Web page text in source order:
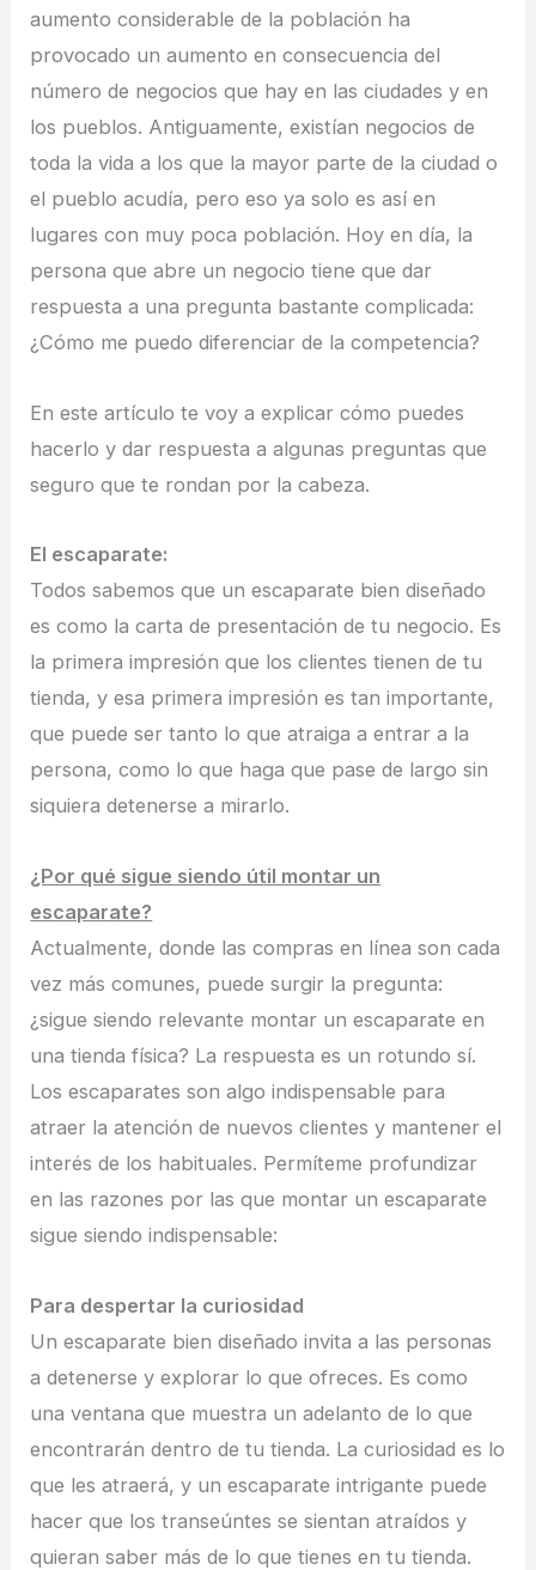
aumento considerable de la población ha
provocado un aumento en consecuencia del
número de negocios que hay en las ciudades y en
los pueblos. Antiguamente, existían negocios de
toda la vida a los que la mayor parte de la ciudad o
el pueblo acudía, pero eso ya solo es así en
lugares con muy poca población. Hoy en día, la
persona que abre un negocio tiene que dar
respuesta a una pregunta bastante complicada:
¿Cómo me puedo diferenciar de la competencia?
En este artículo te voy a explicar cómo puedes
hacerlo y dar respuesta a algunas preguntas que
seguro que te rondan por la cabeza.
El escaparate:
Todos sabemos que un escaparate bien diseñado
es como la carta de presentación de tu negocio. Es
la primera impresión que los clientes tienen de tu
tienda, y esa primera impresión es tan importante,
que puede ser tanto lo que atraiga a entrar a la
persona, como lo que haga que pase de largo sin
siquiera detenerse a mirarlo.
¿Por qué sigue siendo útil montar un
escaparate?
Actualmente, donde las compras en línea son cada
vez más comunes, puede surgir la pregunta:
¿sigue siendo relevante montar un escaparate en
una tienda física? La respuesta es un rotundo sí.
Los escaparates son algo indispensable para
atraer la atención de nuevos clientes y mantener el
interés de los habituales. Permíteme profundizar
en las razones por las que montar un escaparate
sigue siendo indispensable:
Para despertar la curiosidad
Un escaparate bien diseñado invita a las personas
a detenerse y explorar lo que ofreces. Es como
una ventana que muestra un adelanto de lo que
encontrarán dentro de tu tienda. La curiosidad es lo
que les atraerá, y un escaparate intrigante puede
hacer que los transeúntes se sientan atraídos y
quieran saber más de lo que tienes en tu tienda.